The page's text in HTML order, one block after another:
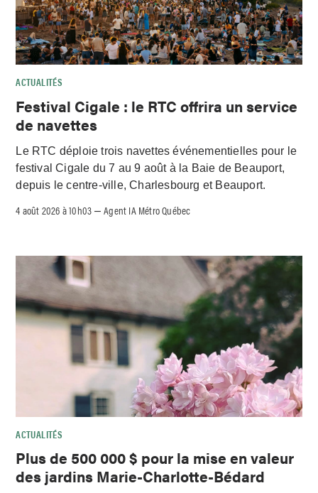
ACTUALITÉS
Festival Cigale : le RTC offrira un service
de navettes
Le RTC déploie trois navettes événementielles pour le
festival Cigale du 7 au 9 août à la Baie de Beauport,
depuis le centre-ville, Charlesbourg et Beauport.
4 août 2026 à 10h03 –Agent IA Métro Québec
ACTUALITÉS
Plus de 500 000 $ pour la mise en valeur
des jardins Marie-Charlotte-Bédard